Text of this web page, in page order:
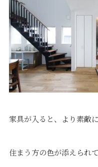
Speaksの家づくり
性能について
素材について
価格について
Topics
お知らせ
スタッフブログ
家具が入ると、より素敵に
住まう方の色が添えられて